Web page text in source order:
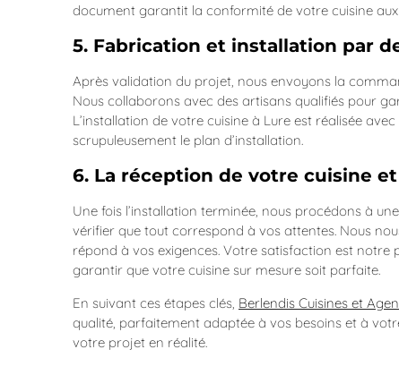
document garantit la conformité de votre cuisine
5. Fabrication et installation par
Après validation du projet, nous envoyons la
Nous collaborons avec des artisans qualifiés pour
L’installation de votre cuisine à Lure est réalisée
scrupuleusement le plan d’installation.
6. La réception de votre cuisine
Une fois l’installation terminée, nous procédons à
vérifier que tout correspond à vos attentes. Nous
répond à vos exigences. Votre satisfaction est
garantir que votre cuisine sur mesure soit parfaite.
En suivant ces étapes clés, Berlendis Cuisines et
qualité, parfaitement adaptée à vos besoins et à
votre projet en réalité.